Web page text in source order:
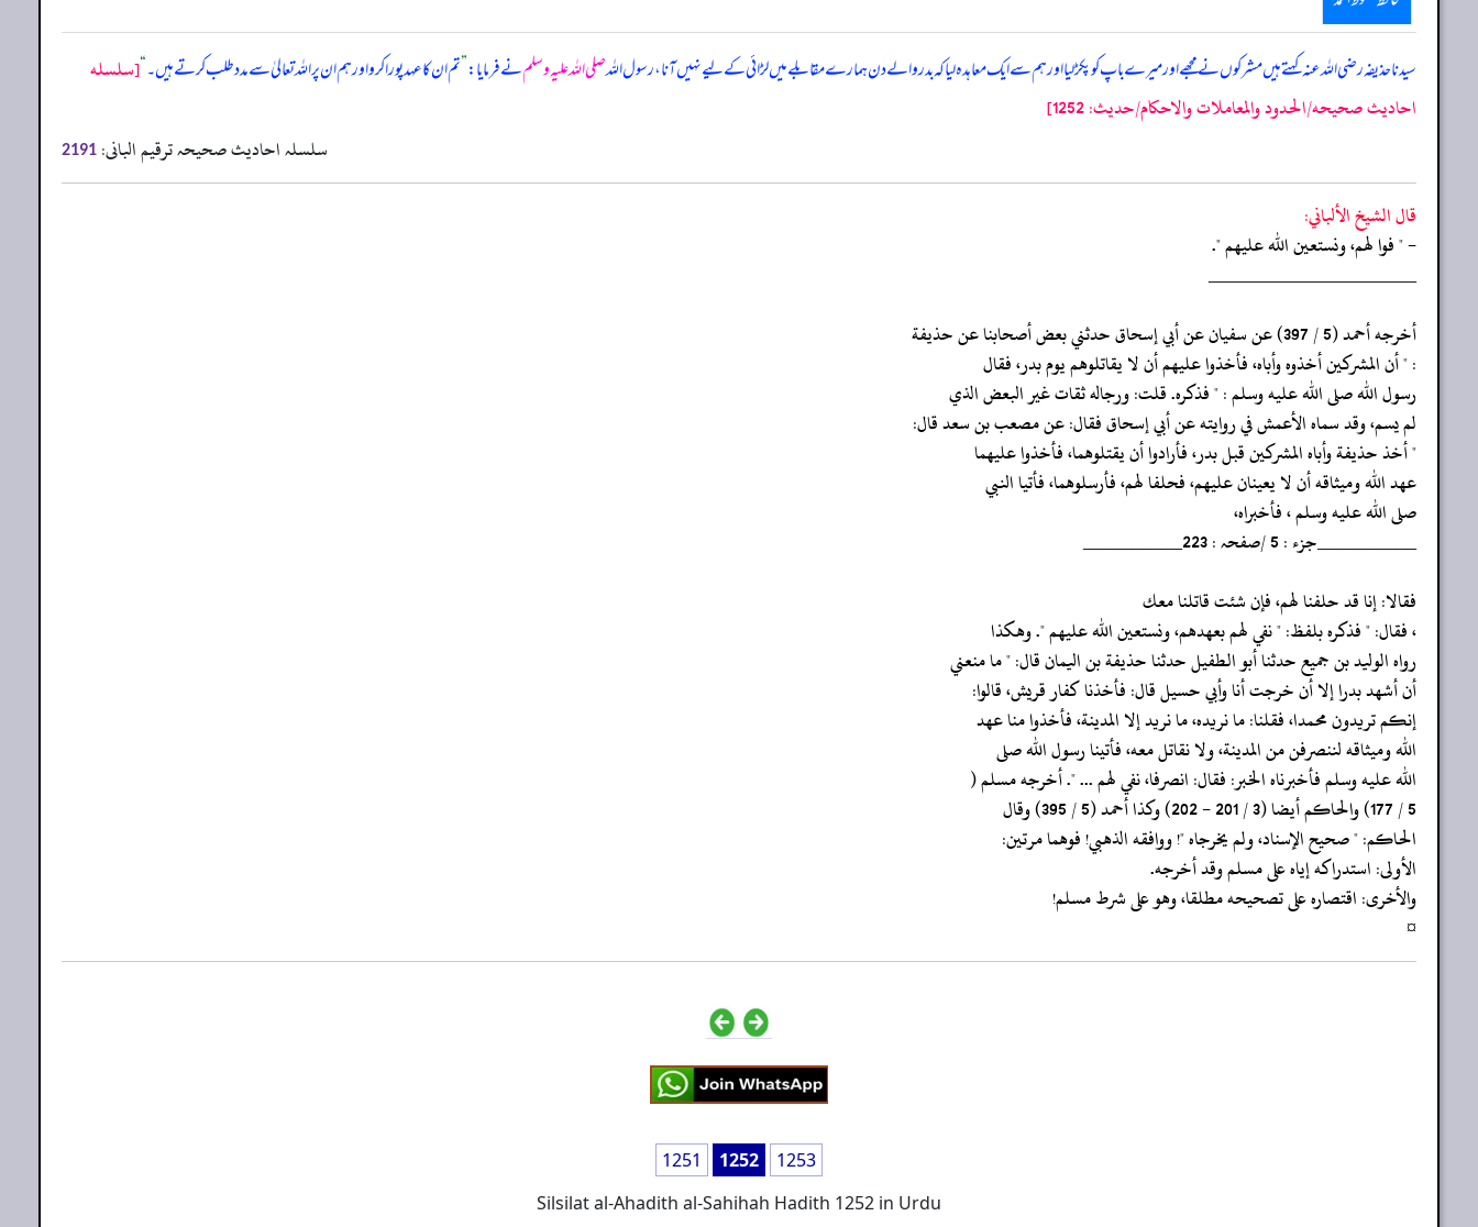
سیدنا حذیفہ رضی اللہ عنہ کہتے ہیں مشرکوں نے مجھے اور میرے باپ کو پکڑ لیا اور ہم سے ایک معاہدہ لیا کہ بدر والے دن ہمارے مقابلے میں لڑائی کے لیے نہیں آنا، رسول اللہصلی اللہ علیہ وسلمنے فرمایا:”تم ان کا عہد پورا کرو اور ہم ان پر اللہ تعالیٰ سے مدد طلب کرتے ہیں۔“[سلسله
احاديث صحيحه/الحدود والمعاملات والاحكام/حدیث: 1252]
سلسلہ احادیث صحیحہ ترقیم البانی: 2191
قال الشيخ الألباني:
- " فوا لهم، ونستعين الله عليهم ".
‏‏‏‏_____________________
‏‏‏‏أخرجه أحمد (5 / 397) عن سفيان عن أبي إسحاق حدثني بعض أصحابنا عن حذيفة
‏‏‏‏: " أن المشركين أخذوه وأباه، فأخذوا عليهم أن لا يقاتلوهم يوم بدر، فقال
‏‏‏‏رسول الله صلى الله عليه وسلم : " فذكره. قلت: ورجاله ثقات غير البعض الذي
‏‏‏‏لم يسم، وقد سماه الأعمش في روايته عن أبي إسحاق فقال: عن مصعب بن سعد قال:
‏‏‏‏" أخذ حذيفة وأباه المشركين قبل بدر، فأرادوا أن يقتلوهما، فأخذوا عليهما
‏‏‏‏عهد الله وميثاقه أن لا يعينان عليهم، فحلفا لهم، فأرسلوهما، فأتيا النبي
‏‏‏‏صلى الله عليه وسلم ، فأخبراه،
‏‏‏‏__________جزء : 5 /صفحہ : 223__________
‏‏‏‏فقالا: إنا قد حلفنا لهم، فإن شئت قاتلنا معك
‏‏‏‏، فقال: " فذكره بلفظ: " نفي لهم بعهدهم، ونستعين الله عليهم ". وهكذا
‏‏‏‏رواه الوليد بن جميع حدثنا أبو الطفيل حدثنا حذيفة بن اليمان قال: " ما منعني
‏‏‏‏أن أشهد بدرا إلا أن خرجت أنا وأبي حسيل قال: فأخذنا كفار قريش، قالوا:
‏‏‏‏إنكم تريدون محمدا، فقلنا: ما نريده، ما نريد إلا المدينة، فأخذوا منا عهد
‏‏‏‏الله وميثاقه لننصرفن من المدينة، ولا نقاتل معه، فأتينا رسول الله صلى
‏‏‏‏الله عليه وسلم فأخبرناه الخبر: فقال: انصرفا، نفي لهم ... ". أخرجه مسلم (
‏‏‏‏الحاكم: " صحيح الإسناد، ولم يخرجاه "! ووافقه الذهبي! فوهما مرتين:
‏‏‏‏الأولى: استدراكه إياه على مسلم وقد أخرجه.
‏‏‏‏والأخرى: اقتصاره على تصحيحه مطلقا، وهو على شرط مسلم!
‏‏‏‏¤
1251 1252
1253
Silsilat al-Ahadith al-Sahihah Hadith 1252 in Urdu